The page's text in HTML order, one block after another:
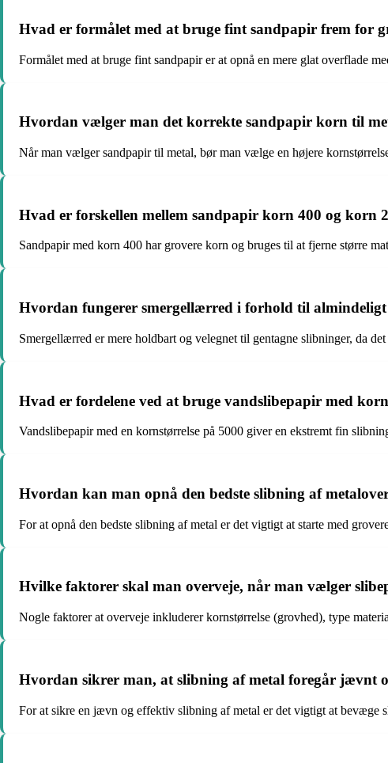
Hvad er formålet med at bruge fint sandpapir frem for
Formålet med at bruge fint sandpapir er at opnå en mere glat overflade
Hvordan vælger man det korrekte sandpapir korn til
Når man vælger sandpapir til metal, bør man vælge en højere
Hvad er forskellen mellem sandpapir korn 400 og korn
Sandpapir med korn 400 har grovere korn og bruges til at fjerne større
Hvordan fungerer smergellærred i forhold til
Smergellærred er mere holdbart og velegnet til gentagne slibninger, da
Hvad er fordelene ved at bruge vandslibepapir med
Vandslibepapir med en kornstørrelse på 5000 giver en ekstremt fin
Hvordan kan man opnå den bedste slibning af
For at opnå den bedste slibning af metal er det vigtigt at starte med
Hvilke faktorer skal man overveje, når man vælger
Nogle faktorer at overveje inkluderer kornstørrelse (grovhed), type
Hvordan sikrer man, at slibning af metal foregår jævnt
For at sikre en jævn og effektiv slibning af metal er det vigtigt at bevæge